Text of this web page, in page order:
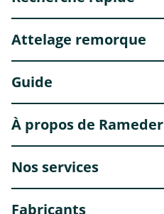
Attelage remorque
Guide
À propos de Rameder
Nos services
Fabricants